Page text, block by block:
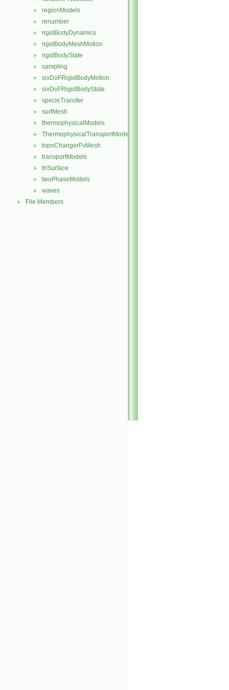
► regionModels
► renumber
► rigidBodyDynamics
► rigidBodyMeshMotion
► rigidBodyState
► sampling
► sixDoFRigidBodyMotion
► sixDoFRigidBodyState
► specieTransfer
► surfMesh
► thermophysicalModels
► ThermophysicalTransportModels
► topoChangerFvMesh
► transportModels
► triSurface
► twoPhaseModels
► waves
► File Members